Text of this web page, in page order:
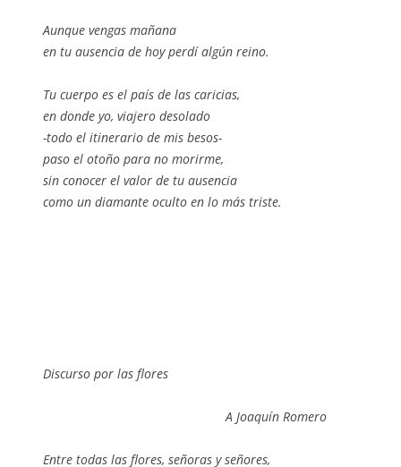
Aunque vengas mañana
en tu ausencia de hoy perdí algún reino.
Tu cuerpo es el país de las caricias,
en donde yo, viajero desolado
-todo el itinerario de mis besos-
paso el otoño para no morirme,
sin conocer el valor de tu ausencia
como un diamante oculto en lo más triste.
Discurso por las flores
A Joaquín Romero
Entre todas las flores, señoras y señores,